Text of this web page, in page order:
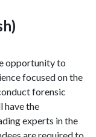
opportunity to
focused on the
forensic
have the
experts in the